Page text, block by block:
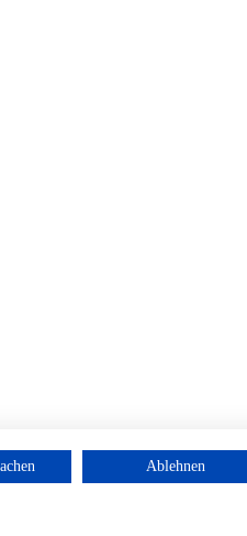
Ablehnen